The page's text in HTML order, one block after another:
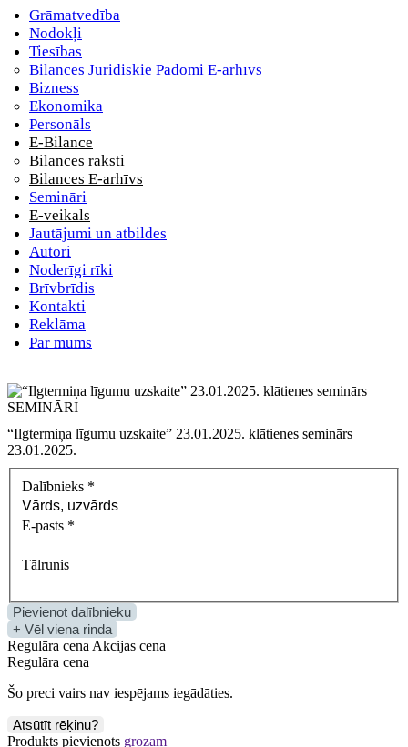
Grāmatvedība
Nodokļi
Tiesības
Bilances Juridiskie Padomi E-arhīvs
Bizness
Ekonomika
Personāls
E-Bilance
Bilances raksti
Bilances E-arhīvs
Semināri
E-veikals
Jautājumi un atbildes
Autori
Noderīgi rīki
Brīvbrīdis
Kontakti
Reklāma
Par mums
SEMINĀRI
“Ilgtermiņa līgumu uzskaite” 23.01.2025. klātienes seminārs
23.01.2025.
Dalībnieks *
E-pasts *
Tālrunis
Pievienot dalībnieku
+ Vēl viena rinda
Regulāra cena Akcijas cena
Regulāra cena
Šo preci vairs nav iespējams iegādāties.
Atsūtīt rēķinu?
Produkts pievienots grozam